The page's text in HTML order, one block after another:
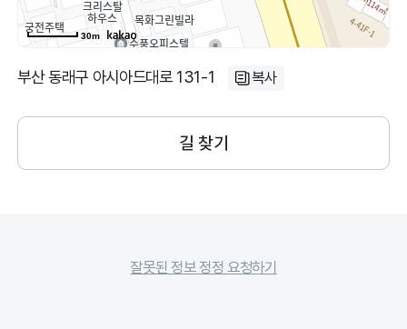
30m
부산 동래구 아시아드대로 131-1 복사
길 찾기
잘못된 정보 정정 요청하기